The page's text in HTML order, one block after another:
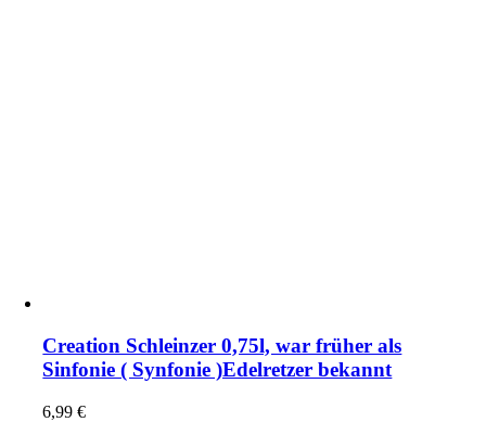
Creation Schleinzer 0,75l, war früher als
Sinfonie ( Synfonie )Edelretzer bekannt
6,99€